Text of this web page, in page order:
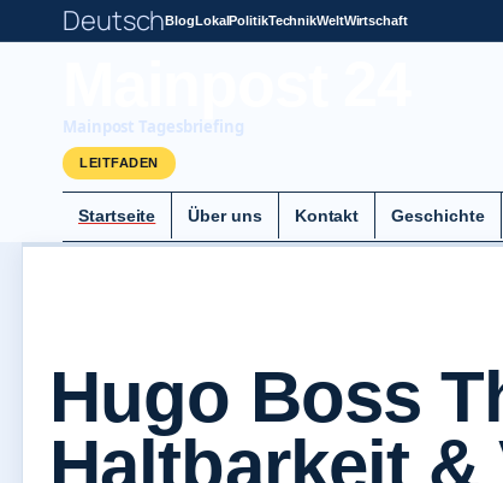
DeutschBlogLokalPolitikTechnikWeltWirtschaft
Mainpost Tagesbriefing
LEITFADEN
Startseite Über uns Kontakt Geschichte
Hugo Boss
Haltbarkeit &